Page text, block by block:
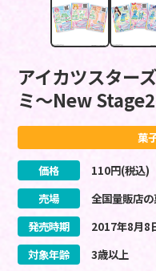
アイカツスター
ミ～New
菓
価格 110円(税込)
売場
全国量販店
発売時期
2017年8月8
対象年齢
3歳以上